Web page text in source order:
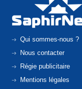
Qui sommes-nous ?
Nous contacter
Régie publicitaire
Mentions légales